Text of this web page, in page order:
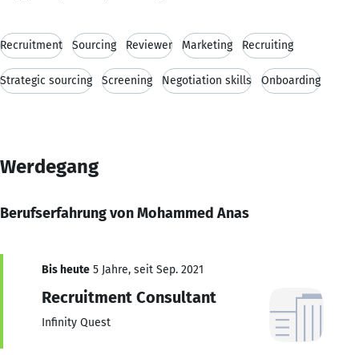
Recruitment Sourcing Reviewer Marketing Recruiting
Strategic sourcing Screening Negotiation skills Onboarding
Werdegang
Berufserfahrung von Mohammed Anas
Bis heute 5 Jahre, seit Sep. 2021
Recruitment Consultant
Infinity Quest